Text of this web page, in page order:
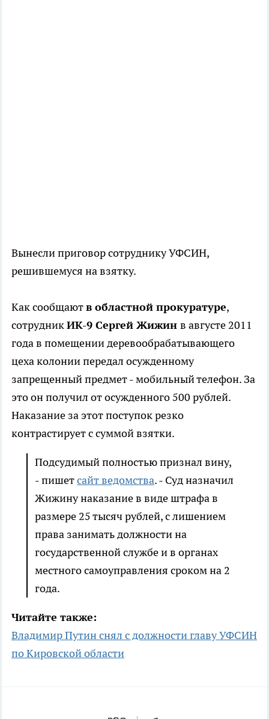
Вынесли приговор сотруднику УФСИН,
решившемуся на взятку.
Как сообщаютв областной прокуратуре,
сотрудникИК-9 Сергей Жижин в августе 2011
года в помещении деревообрабатывающего
цеха колонии передал осужденному
запрещенный предмет - мобильный телефон. За
это он получил от осужденного 500 рублей.
Наказание за этот поступок резко
контрастирует с суммой взятки.
Подсудимый полностью признал вину,
- пишетсайт ведомства. - Суд назначил
Жижину наказание в виде штрафа в
размере 25 тысяч рублей, с лишением
права занимать должности на
государственной службе и в органах
местного самоуправления сроком на 2
года.
Читайте также:
Владимир Путин снял с должности главу УФСИН
по Кировской области